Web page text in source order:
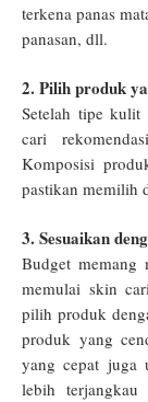
terkena panas
panasan, dll.
2. Pilih produk
Setelah tipe kulit
cari
Komposisi
pastikan memilih
3. Sesuaikan
Budget memang
memulai skin
pilih produk
produk yang
yang cepat juga
lebih